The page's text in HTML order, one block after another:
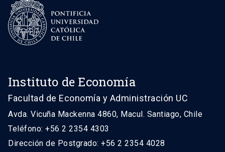
Instituto de Economía
Facultad de Economía y Administración UC
Avda. Vicuña Mackenna 4860, Macul. Santiago, Chile
Teléfono: +56 2 2354 4303
Dirección de Postgrado: +56 2 2354 4028